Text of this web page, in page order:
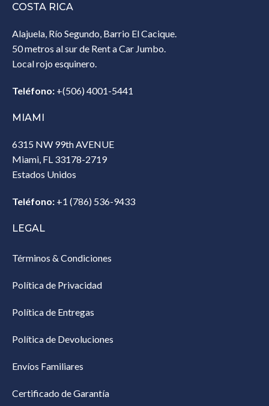
COSTA RICA
Alajuela, Río Segundo, Barrio El Cacique.
50 metros al sur de Rent a Car Jumbo.
Local rojo esquinero.
Teléfono: +(506) 4001-5441
MIAMI
6315 NW 99th AVENUE
Miami, FL 33178-2719
Estados Unidos‎
Teléfono: +1 (786) 536-9433‎
LEGAL
Términos & Condiciones
Política de Privacidad
Política de Entregas
Política de Devoluciones
Envíos Familiares
Certificado de Garantía